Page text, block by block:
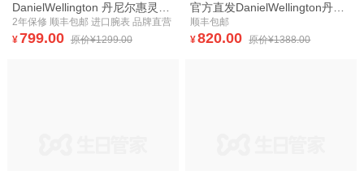
DanielWellington 丹尼尔惠灵顿dw手表40mm织纹石英男表
2年保修 顺丰包邮 进口腕表 品牌直营
¥799.00 原价¥1299.00
官方直发DanielWellington丹尼尔惠灵顿男士手表 时尚男表 DW手表男石英表
顺丰包邮
¥820.00 原价¥1388.00